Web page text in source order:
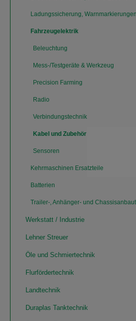
Ladungssicherung,
Fahrzeugelektrik
Beleuchtung
Mess-/Testgeräte & Werkzeug
Precision Farming
Radio
Verbindungstechnik
Kabel und Zubehör
Sensoren
Kehrmaschinen Ersatzteile
Batterien
Trailer-, Anhänger- und
Werkstatt / Industrie
Lehner Streuer
Öle und Schmiertechnik
Flurfördertechnik
Landtechnik
Duraplas Tanktechnik